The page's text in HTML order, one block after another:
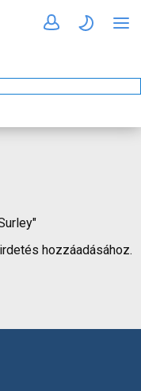
hozzáadásához.